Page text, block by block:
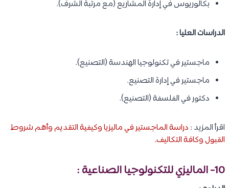
بكالوريوس في إدارة المشاريع (مع مرتبة الشرف).
الدراسات العليا :
ماجستير في تكنولوجيا الهندسة (التصنيع).
ماجستير في إدارة التصنيع.
دكتور في الفلسفة (التصنيع).
اقرأ المزيد : دراسة الماجستير في ماليزيا وكيفية التقديم وأهم شروط
القبول وكافة التكاليف.
10- الماليزي للتكنولوجيا الصناعية :